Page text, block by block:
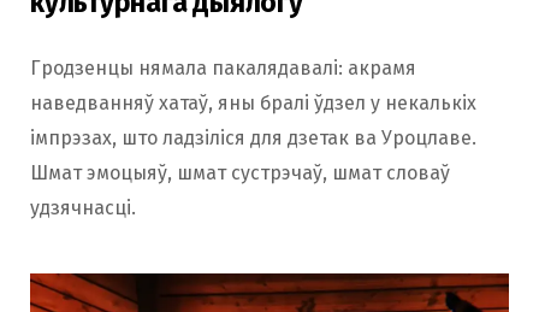
Гродзенцы нямала пакалядавалі: акрамя
наведванняў хатаў, яны бралі ўдзел у некалькіх
імпрэзах, што ладзіліся для дзетак ва Уроцлаве.
Шмат эмоцыяў, шмат сустрэчаў, шмат словаў
удзячнасці.